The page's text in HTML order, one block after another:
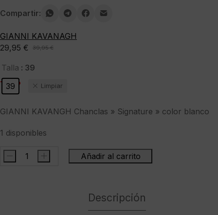
39,95€
El
precio
original
era:
29,95 €
El
precio
actual
es:
-25%
Talla : 39
39
Limpiar
GIANNI KAVANGH Chanclas » Signature » color blanco
1 disponibles
GIANNI
- + Añadir al carrito
Compartir:
GIANNI KAVANAGH
Descripción